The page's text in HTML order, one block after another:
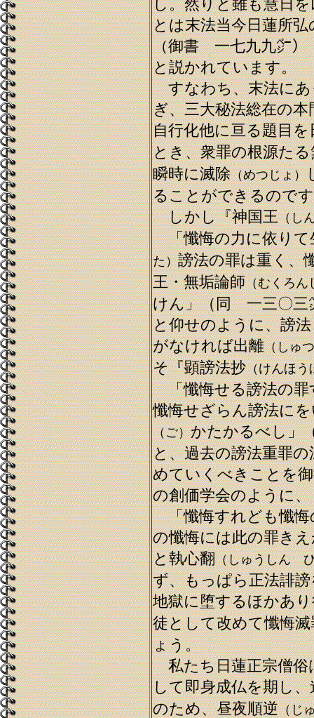
し。然りと雖も慧日
とは末法当今日蓮所
（御書 一七九九㌻）
と説かれています。
すなわち、末法にあ
ぎ、三大秘法総在の
自行化他に亘る題目を
とき、衆罪の根源たる
瞬時に滅除（めつじょ）
ることができるので
しかし『神国王（し
「懺悔の力に依りて
た）謗法の罪は重く、
王・無垢論師（むくろん
けん」（同 一三〇三
と仰せのように、謗
がなければ出離（しゅ
そ『顕謗法抄（けんほう
「懺悔せる謗法の罪
懺悔せざらん謗法に
（ご）かたかるべし」
と、過去の謗法重罪
めていくべきことを
の創価学会のように、
「懺悔すれども懺悔
の懺悔には此の罪き
と執心翻（しゅうしん
ず、もっぱら正法誹
地獄に堕するほかあ
徒として改めて懺悔滅
ょう。
私たち日蓮正宗僧俗
して即身成仏を期し
のため、昼夜順逆（じ